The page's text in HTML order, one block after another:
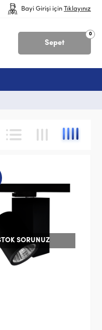
Bayi Girişi için Tıklayınız
Sepet
0
SORUNUZ